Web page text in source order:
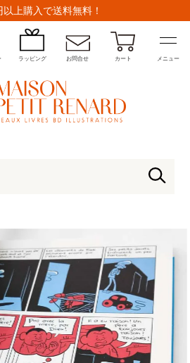
上購入で送料無料！
ラッピング お問合せ カート メニュー